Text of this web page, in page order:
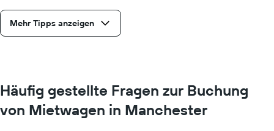
Mehr Tipps anzeigen
Häufig gestellte Fragen zur Buchung
von Mietwagen in Manchester